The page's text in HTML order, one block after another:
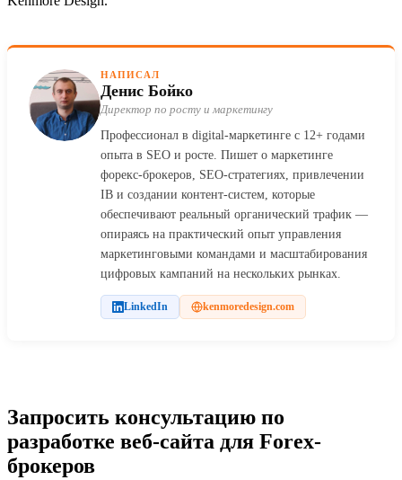
НАПИСАЛ
Денис Бойко
Директор по росту и маркетингу
Профессионал в digital-маркетинге с 12+ годами
опыта в SEO и росте. Пишет о маркетинге
форекс-брокеров, SEO-стратегиях, привлечении
IB и создании контент-систем, которые
обеспечивают реальный органический трафик —
опираясь на практический опыт управления
маркетинговыми командами и масштабирования
цифровых кампаний на нескольких рынках.
LinkedIn kenmoredesign.com
Запросить консультацию по
разработке веб-сайта для Forex-
брокеров